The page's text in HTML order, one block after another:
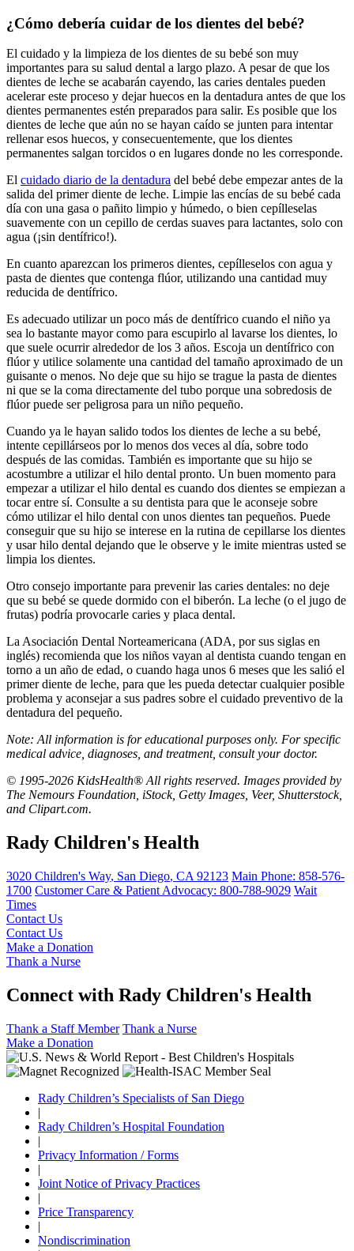
¿Cómo debería cuidar de los dientes del bebé?
El cuidado y la limpieza de los dientes de su bebé son muy
importantes para su salud dental a largo plazo. A pesar de que los
dientes de leche se acabarán cayendo, las caries dentales pueden
acelerar este proceso y dejar huecos en la dentadura antes de que los
dientes permanentes estén preparados para salir. Es posible que los
dientes de leche que aún no se hayan caído se junten para intentar
rellenar esos huecos, y consecuentemente, que los dientes
permanentes salgan torcidos o en lugares donde no les corresponde.
El cuidado diario de la dentadura del bebé debe empezar antes de la
salida del primer diente de leche. Limpie las encías de su bebé cada
día con una gasa o pañito limpio y húmedo, o bien cepílleselas
suavemente con un cepillo de cerdas suaves para lactantes, solo con
agua (¡sin dentífrico!).
En cuanto aparezcan los primeros dientes, cepílleselos con agua y
pasta de dientes que contenga flúor, utilizando una cantidad muy
reducida de dentífrico.
Es adecuado utilizar un poco más de dentífrico cuando el niño ya
sea lo bastante mayor como para escupirlo al lavarse los dientes, lo
que suele ocurrir alrededor de los 3 años. Escoja un dentífrico con
flúor y utilice solamente una cantidad del tamaño aproximado de un
guisante o menos. No deje que su hijo se trague la pasta de dientes
ni que se la coma directamente del tubo porque una sobredosis de
flúor puede ser peligrosa para un niño pequeño.
Cuando ya le hayan salido todos los dientes de leche a su bebé,
intente cepillárseos por lo menos dos veces al día, sobre todo
después de las comidas. También es importante que su hijo se
acostumbre a utilizar el hilo dental pronto. Un buen momento para
empezar a utilizar el hilo dental es cuando dos dientes se empiezan a
tocar entre sí. Consulte a su dentista para que le aconseje sobre
cómo utilizar el hilo dental con unos dientes tan pequeños. Puede
conseguir que su hijo se interese en la rutina de cepillarse los dientes
y usar hilo dental dejando que le observe y le imite mientras usted se
limpia los dientes.
Otro consejo importante para prevenir las caries dentales: no deje
que su bebé se quede dormido con el biberón. La leche (o el jugo de
frutas) podría provocarle caries y placa dental.
La Asociación Dental Norteamericana (ADA, por sus siglas en
inglés) recomienda que los niños vayan al dentista cuando tengan en
torno a un año de edad, o cuando haga unos 6 meses que les salió el
primer diente de leche, para que les pueda detectar cualquier posible
problema y aconsejar a sus padres sobre el cuidado preventivo de la
dentadura del pequeño.
Note: All information is for educational purposes only. For specific
medical advice, diagnoses, and treatment, consult your doctor.
© 1995-2026 KidsHealth® All rights reserved. Images provided by
The Nemours Foundation, iStock, Getty Images, Veer, Shutterstock,
and Clipart.com.
Rady Children's Health
3020 Children's Way, San Diego, CA 92123 Main Phone: 858-576-
1700 Customer Care & Patient Advocacy: 800-788-9029 Wait
Times
Contact Us
Contact Us
Make a Donation
Thank a Nurse
Connect with Rady Children's Health
Thank a Staff Member Thank a Nurse
Make a Donation
Rady Children’s Specialists of San Diego
|
Rady Children’s Hospital Foundation
|
Privacy Information / Forms
|
Joint Notice of Privacy Practices
|
Price Transparency
|
Nondiscrimination